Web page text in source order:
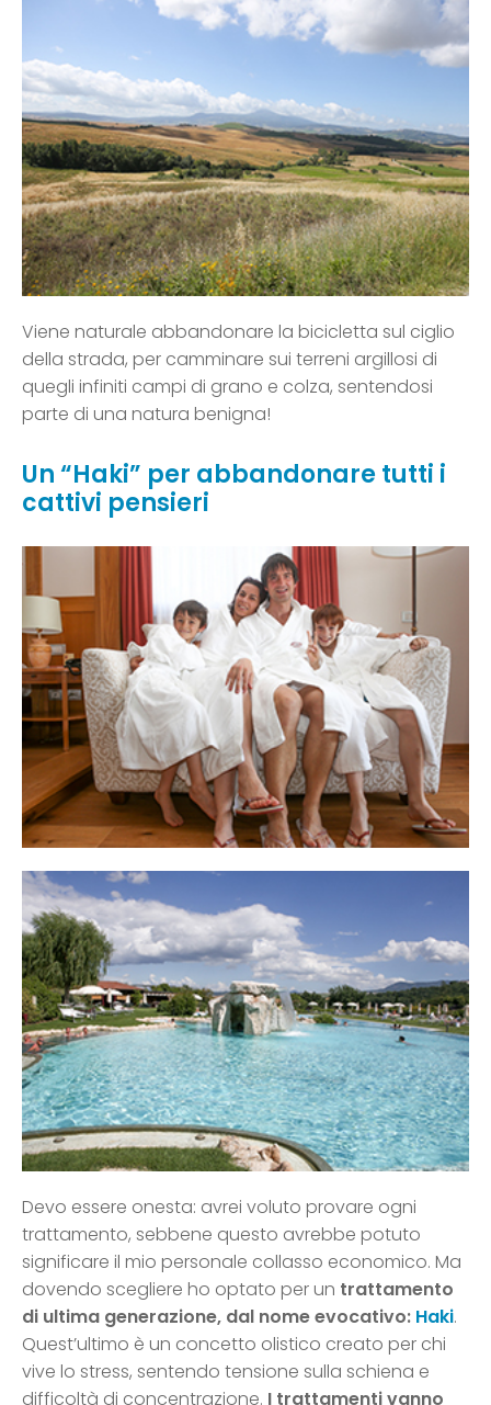
Viene naturale abbandonare la bicicletta sul ciglio
della strada, per camminare sui terreni argillosi di
quegli infiniti campi di grano e colza, sentendosi
parte di una natura benigna!
Un “Haki” per abbandonare tutti i
cattivi pensieri
Devo essere onesta: avrei voluto provare ogni
trattamento, sebbene questo avrebbe potuto
significare il mio personale collasso economico. Ma
dovendo scegliere ho optato per un trattamento
di ultima generazione, dal nome evocativo: Haki.
Quest’ultimo è un concetto olistico creato per chi
vive lo stress, sentendo tensione sulla schiena e
difficoltà di concentrazione. I trattamenti vanno